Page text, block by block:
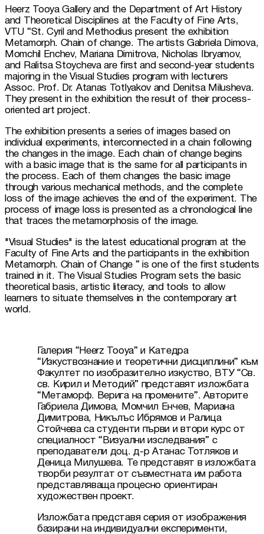
Heerz Tooya Gallery and the Department of Art History
and Theoretical Disciplines at the Faculty of Fine Arts,
VTU “St. Cyril and Methodius present the exhibition
Metamorph. Chain of change. The artists Gabriela Dimova,
Momchil Enchev, Mariana Dimitrova, Nicholas Ibryamov,
and Ralitsa Stoycheva are first and second-year students
majoring in the Visual Studies program with lecturers
Assoc. Prof. Dr. Atanas Totlyakov and Denitsa Milusheva.
They present in the exhibition the result of their process-
oriented art project.
The exhibition presents a series of images based on
individual experiments, interconnected in a chain following
the changes in the image. Each chain of change begins
with a basic image that is the same for all participants in
the process. Each of them changes the basic image
through various mechanical methods, and the complete
loss of the image achieves the end of the experiment. The
process of image loss is presented as a chronological line
that traces the metamorphosis of the image.
"Visual Studies" is the latest educational program at the
Faculty of Fine Arts and the participants in the exhibition
Metamorph. Chain of Change ” is one of the first students
trained in it. The Visual Studies Program sets the basic
theoretical basis, artistic literacy, and tools to allow
learners to situate themselves in the contemporary art
world.
Галерия “Heerz Tooya” и Катедра
“Изкуствознание и теоретични дисциплини” към
Факултет по изобразително изкуство, ВТУ “Св.
св. Кирил и Методий” представят изложбата
“Метаморф. Верига на промените”. Авторите
Габриела Димова, Момчил Енчев, Мариана
Димитрова, Никълъс Ибрямов и Ралица
Стойчева са студенти първи и втори курс от
специалност “Визуални изследвания” с
преподаватели доц. д-р Атанас Тотляков и
Деница Милушева. Те представят в изложбата
творби резултат от съвместната им работа
представляваща процесно ориентиран
художествен проект.
Изложбата представя серия от изображения
базирани на индивидуални експерименти,